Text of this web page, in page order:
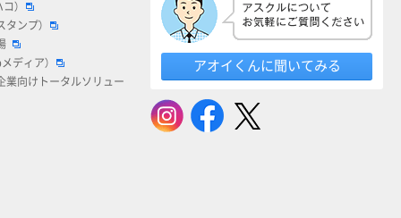
）
タンプ）
ディア）
業向けトータルソリュー
アオイくんに聞いてみる